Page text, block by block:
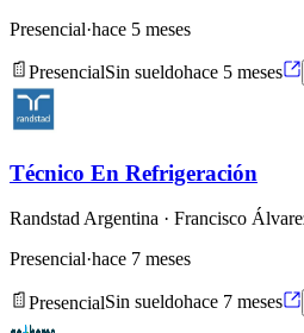
Presencial·hace 5 meses
PresencialSin sueldohace 5 meses
Técnico En Refrigeración
Randstad Argentina · Francisco
Presencial·hace 7 meses
PresencialSin sueldohace 7 meses